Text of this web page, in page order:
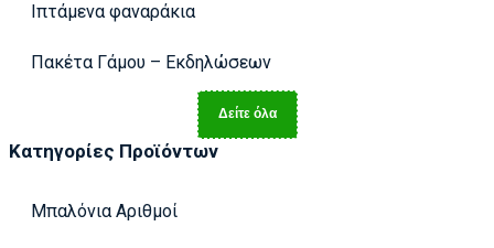
Ιπτάμενα φαναράκια
Πακέτα Γάμου – Εκδηλώσεων
Δείτε όλα
Κατηγορίες Προϊόντων
Μπαλόνια Αριθμοί